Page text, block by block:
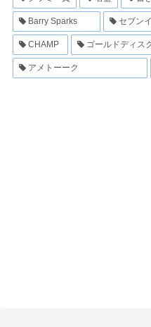
Barry Sparks セブン
CHAMP ゴールドディス
アメトーーク